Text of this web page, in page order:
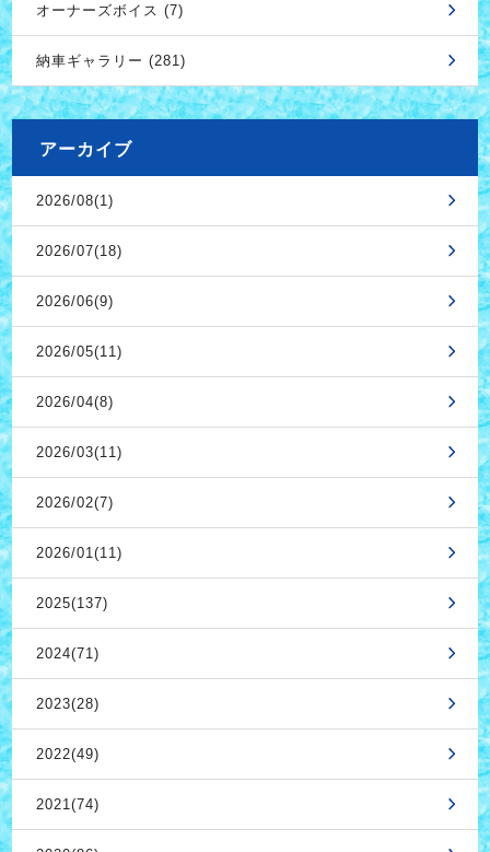
オーナーズボイス (7)
納車ギャラリー (281)
アーカイブ
2026/08(1)
2026/07(18)
2026/06(9)
2026/05(11)
2026/04(8)
2026/03(11)
2026/02(7)
2026/01(11)
2025(137)
2024(71)
2023(28)
2022(49)
2021(74)